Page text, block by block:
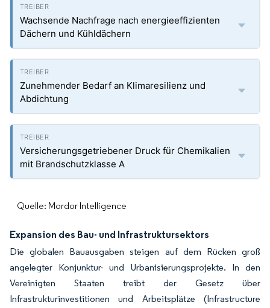
Wachsende Nachfrage nach energieeffizienten
Dächern und Kühldächern
Zunehmender Bedarf an Klimaresilienz und
Abdichtung
Versicherungsgetriebener Druck für Chemikalien
mit Brandschutzklasse A
Quelle: Mordor Intelligence
Expansion des Bau- und Infrastruktursektors
Die globalen Bauausgaben steigen auf dem Rücken groß
angelegter Konjunktur- und Urbanisierungsprojekte. In den
Vereinigten Staaten treibt der Gesetz über
Infrastrukturinvestitionen und Arbeitsplätze (Infrastructure